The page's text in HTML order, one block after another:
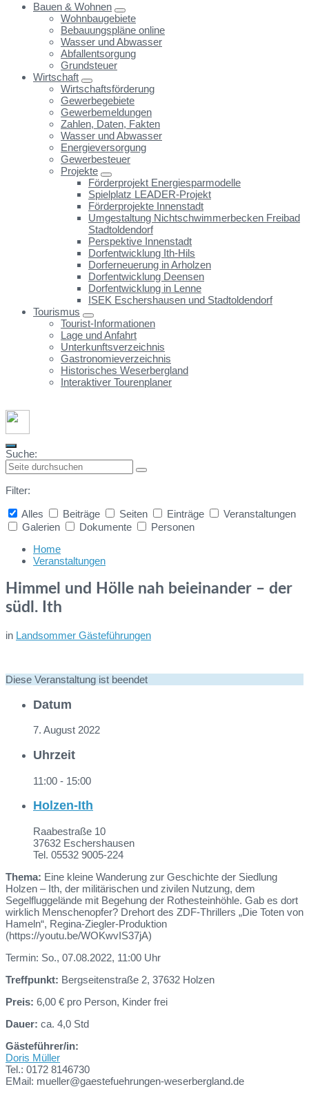
Bauen & Wohnen
Wohnbaugebiete
Bebauungspläne online
Wasser und Abwasser
Abfallentsorgung
Grundsteuer
Wirtschaft
Wirtschaftsförderung
Gewerbegebiete
Gewerbemeldungen
Zahlen, Daten, Fakten
Wasser und Abwasser
Energieversorgung
Gewerbesteuer
Projekte
Förderprojekt Energiesparmodelle
Spielplatz LEADER-Projekt
Förderprojekte Innenstadt
Umgestaltung Nichtschwimmerbecken Freibad
Stadtoldendorf
Perspektive Innenstadt
Dorfentwicklung Ith-Hils
Dorferneuerung in Arholzen
Dorfentwicklung Deensen
Dorfentwicklung in Lenne
ISEK Eschershausen und Stadtoldendorf
Tourismus
Tourist-Informationen
Lage und Anfahrt
Unterkunftsverzeichnis
Gastronomieverzeichnis
Historisches Weserbergland
Interaktiver Tourenplaner
Suche:
Filter:
Alles
Beiträge Seiten Einträge
Veranstaltungen
Galerien
Dokumente Personen
search
Home
Veranstaltungen
Himmel und Hölle nah beieinander – der
südl. Ith
in Landsommer Gästeführungen
Diese Veranstaltung ist beendet
Datum
7. August 2022
Uhrzeit
11:00 - 15:00
Holzen-Ith
Raabestraße 10
37632 Eschershausen
Tel. 05532 9005-224
Thema: Eine kleine Wanderung zur Geschichte der Siedlung
Holzen – Ith, der militärischen und zivilen Nutzung, dem
Segelfluggelände mit Begehung der Rothesteinhöhle. Gab es dort
wirklich Menschenopfer? Drehort des ZDF-Thrillers „Die Toten von
Hameln“, Regina-Ziegler-Produktion
(https://youtu.be/WOKwvIS37jA)
Termin: So., 07.08.2022, 11:00 Uhr
Treffpunkt: Bergseitenstraße 2, 37632 Holzen
Preis: 6,00 € pro Person, Kinder frei
Dauer: ca. 4,0 Std
Gästeführer/in:
Doris Müller
Tel.: 0172 8146730
EMail: mueller@gaestefuehrungen-weserbergland.de